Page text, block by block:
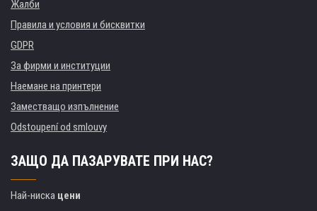
Жалби
Правила и условия и бисквитки
GDPR
За фирми и институции
Наемане на принтери
Заместващо изпълнение
Odstoupení od smlouvy
ЗАЩО ДА ПАЗАРУВАТЕ ПРИ НАС?
Най-ниска цени